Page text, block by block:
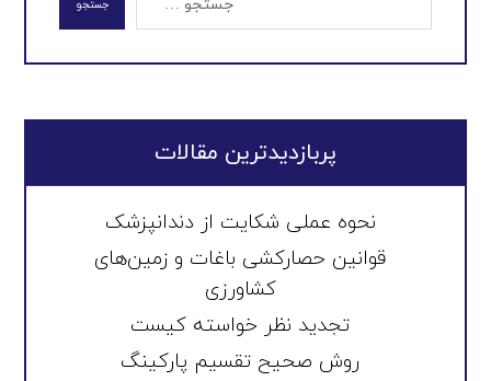
جستجو
پربازدیدترین مقالات
نحوه عملی شکایت از دندانپزشک
قوانین حصارکشی باغات و زمین‌های
کشاورزی
تجدید نظر خواسته کیست
روش صحیح تقسیم پارکینگ